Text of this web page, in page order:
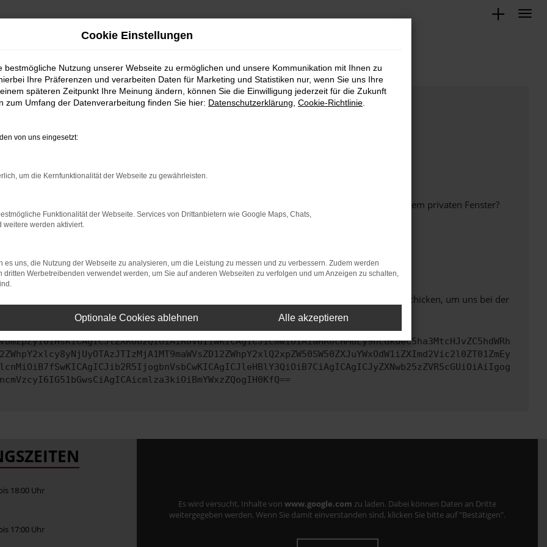
bestimmter Seiten verhindern. Funktioniert die Seite in einem anderen Browser oder in einem privaten Fenster?
beheben.
auf dem neuesten Stand sind.
kann auch dazu führen, dass bestimmte Funktionen nicht mehr unterstützt werden.
uns bitte. Wir werden versuchen, das Problem zu beheben. Du kannst uns diesen Text schicken, um uns bei der
18:00 Uhr
17:00 Uhr
Es wird versucht, Inhalte von www.google.com zu laden. Dabei können Daten an Dritte
weitergegeben werden. Wenn Sie damit einverstanden sind, klicken Sie bitte auf "Bestätigen".
Cookie Einstellungen
bestmögliche Nutzung unserer Webseite zu ermöglichen und unsere Kommunikation mit Ihnen zu
Ihre Präferenzen und verarbeiten Daten für Marketing und Statistiken nur, wenn Sie uns Ihre
späteren Zeitpunkt Ihre Meinung ändern, können Sie die Einwilligung jederzeit für die Zukunft
zum Umfang der Datenverarbeitung finden Sie hier: Datenschutzerklärung Cookie-Richtlinie
von uns eingesetzt:
um die Kernfunktionalität der Webseite zu gewährleisten.
Funktionalität der Webseite. Services von Drittanbietern wie Google Maps, Chats,
weitere werden aktiviert.
es uns, die Nutzung der Webseite zu analysieren, um die Leistung zu messen und zu verbessern. Zudem werden
dritten Werbetreibenden verwendet werden, um Sie auf anderen Webseiten zu verfolgen und um Anzeigen zu schalten,
Optionale Cookies ablehnen Alle akzeptieren